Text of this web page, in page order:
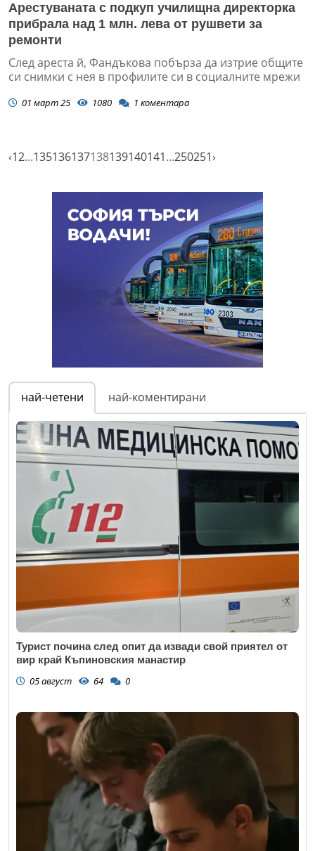
Арестуваната с подкуп училищна директорка
прибрала над 1 млн. лева от рушвети за
ремонти
След ареста й, Фандъкова побърза да изтрие общите
си снимки с нея в профилите си в социалните мрежи
01 март 25 1080 1 коментара
‹12...135136137138139140141...250251›
най-четени най-коментирани
Турист почина след опит да извади свой приятел от
вир край Къпиновския манастир
05 август 64 0